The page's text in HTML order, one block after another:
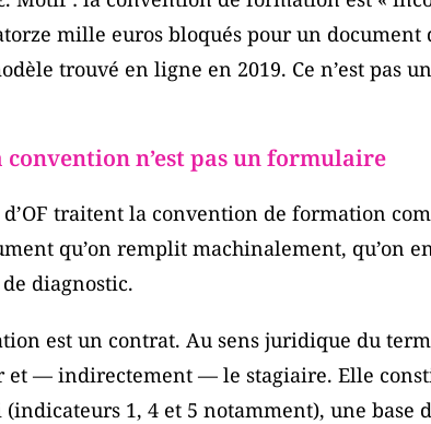
mille euros bloqués pour un
trouvé en ligne en 2019. Ce n’est pas un
n’est pas un formulaire
traitent la convention de formation
qu’on remplit machinalement, qu’on
diagnostic.
est un contrat. Au sens juridique du
et — indirectement — le stagiaire. Elle
1, 4 et 5 notamment), une base